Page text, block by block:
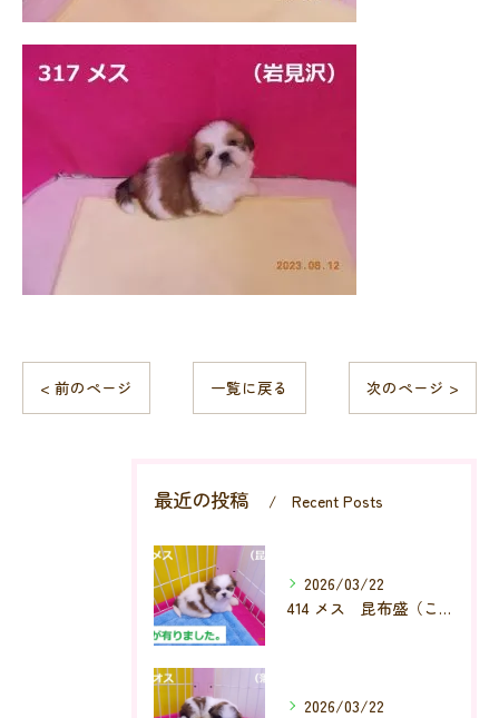
< 前のページ 一覧に戻る 次のページ >
最近の投稿 Recent Posts
2026/03/22
414 メス 昆布盛（こんぶもり）
2026/03/22